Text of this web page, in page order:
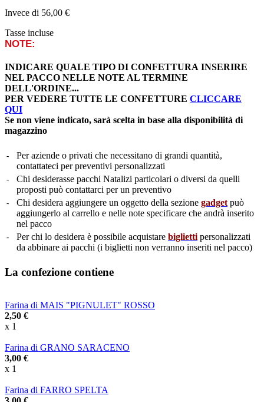
Invece di 56,00 €
Tasse incluse
NOTE:
INDICARE QUALE TIPO DI CONFETTURA INSERIRE
NEL PACCO NELLE NOTE AL TERMINE
DELL'ORDINE...
PER VEDERE TUTTE LE CONFETTURE CLICCARE
QUI
Se non viene indicato, sarà scelta in base alla disponibilità di
magazzino
-
Per aziende o privati che necessitano di grandi quantità,
contattateci per preventivi personalizzati
-
Chi desiderasse pacchi Natalizi particolari o diversi da quelli
proposti può contattarci per un preventivo
- Chi desidera aggiungere un oggetto della sezione gadget può
aggiungerlo al carrello e nelle note specificare che andrà inserito
nel pacco
- Per chi lo desidera è possibile acquistare biglietti personalizzati
da abbinare ai pacchi (i biglietti non verranno inseriti nel pacco)
La confezione contiene
Farina di MAIS "PIGNULET" ROSSO
2,50 €
x 1
Farina di GRANO SARACENO
3,00 €
x 1
Farina di FARRO SPELTA